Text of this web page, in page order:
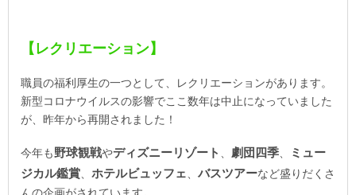
【レクリエーション】
職員の福利厚生の一つとして、レクリエーションがあります。
新型コロナウイルスの影響でここ数年は中止になっていました
が、昨年から再開されました！
今年も野球観戦やディズニーリゾート 、 劇団四季、
ミュー
ジカル鑑賞、 ホテルビュッフェ、 バスツアーなど盛りだくさ